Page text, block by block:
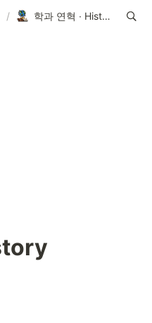
/ 학과 연혁 ∙ History